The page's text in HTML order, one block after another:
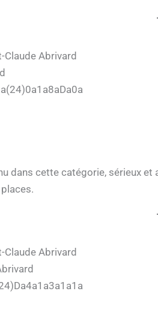
Claude Abrivard
dans cette catégorie, sérieux
Claude Abrivard